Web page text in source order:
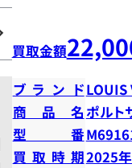
買取金額
ブランドLOUIS
商品名ポルト
型番
買取時期2025